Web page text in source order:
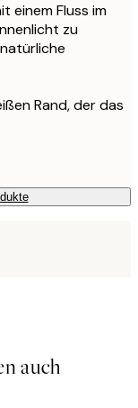
einem Fluss im
zu
Rand, der das
auch